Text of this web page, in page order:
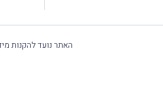
האתר נועד להקנות